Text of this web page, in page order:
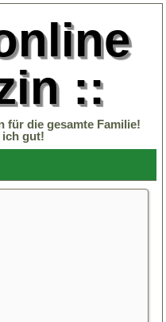
::
für die gesamte Familie!
ich gut!